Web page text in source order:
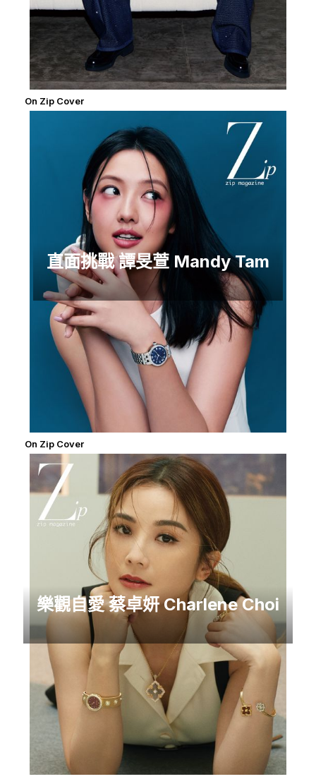
On Zip Cover
直面挑戰 譚旻萱 Mandy Tam
On Zip Cover
樂觀自愛 蔡卓妍 Charlene Choi